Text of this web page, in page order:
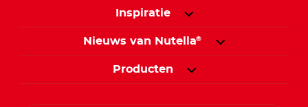
Inspiratie
Nieuws van Nutella®
Producten